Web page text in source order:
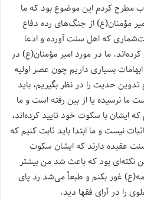
مطرح کردم این موضوع بود که ما
مؤمنان(ع) از جنگ‌های رده دفاع
که اهل سنت آورده‌ و ادعا
ما در مورد امیر مؤمنان(ع) در
بسیاری داریم چون عصر اولیه
حدیث را در نظر بگیریم، باید
ما نرسیده یا از بین رفته است و ما
که ایشان با سکوت خود تایید کرده‌اند،
نیست و ما ابتدا باید ثابت کنیم که
عقیده دارند که ایشان سکوت
نکته‌ای بود که باعث شد من بیشتر
غور بکنم و طبعاً می‌شد رد پای
را در آرای فقها دید.